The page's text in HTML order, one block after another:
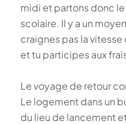
midi et partons donc
scolaire. Il y a un
craignes pas la
et tu participes aux
Le voyage de retour
Le logement dans un
du lieu de lancement